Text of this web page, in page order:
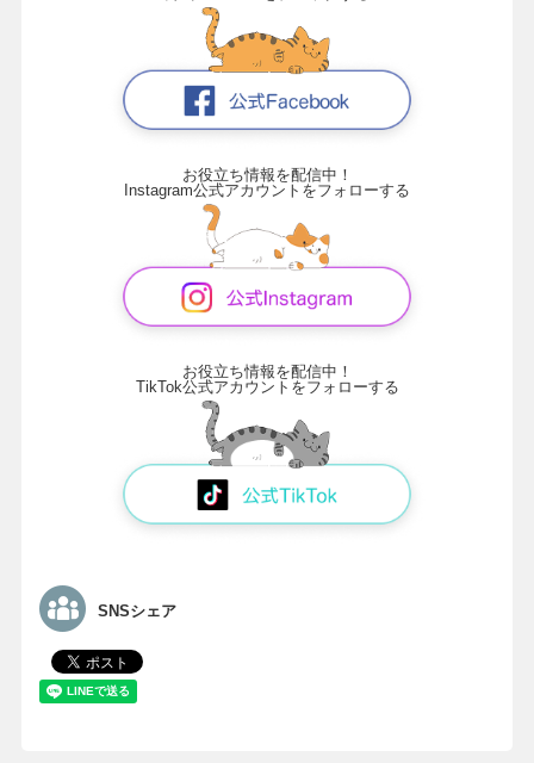
お役立ち情報を配信中！
Instagram公式アカウントをフォローする
お役立ち情報を配信中！
TikTok公式アカウントをフォローする
SNSシェア